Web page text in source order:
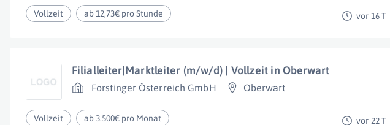
Vollzeit ab 12,73€ pro Stunde vor 16 T
Filialleiter|Marktleiter (m/w/d) | Vollzeit in Oberwart
Forstinger Österreich GmbH Oberwart
Vollzeit ab 3.500€ pro Monat vor 22 T